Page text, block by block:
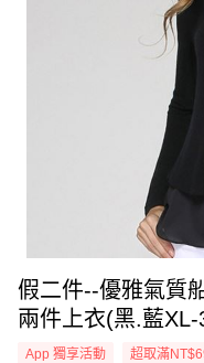
假二件--優雅氣質
兩件上衣(黑.藍
App 獨享活動 超取滿